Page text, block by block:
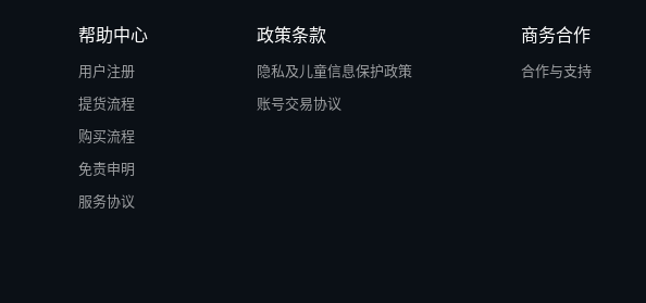
帮助中心
用户注册
提货流程
购买流程
免责申明
服务协议
政策条款
隐私及儿童信息保护政策
账号交易协议
商务合作
合作与支持